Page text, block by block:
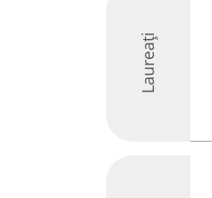
Laureați